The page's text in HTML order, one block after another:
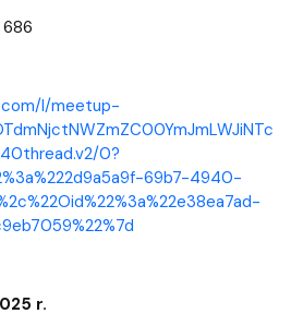
l/meetup-
0?
69b7-4940-
r.